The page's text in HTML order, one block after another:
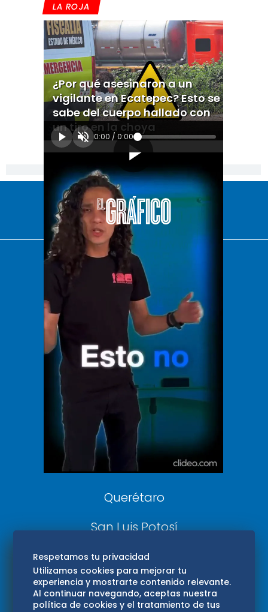
LA ROJA
¿Por qué asesinaron a un
vigilante en Ecatepec? Esto se
sabe del cuerpo hallado con
un tiro en la choya
0:00 / 0:00
[Publicidad]
El Universal
Vive USA
Clase
De 10 sports
DeDinero
Confabulario
Aviso Oportuno
Consultas
Querétaro
San Luis Potosí
Edomex
Consultas
Respetamos tu privacidad
Utilizamos cookies para mejorar tu
experiencia y mostrarte contenido relevante.
Al continuar navegando, aceptas nuestra
política de cookies y el tratamiento de tus